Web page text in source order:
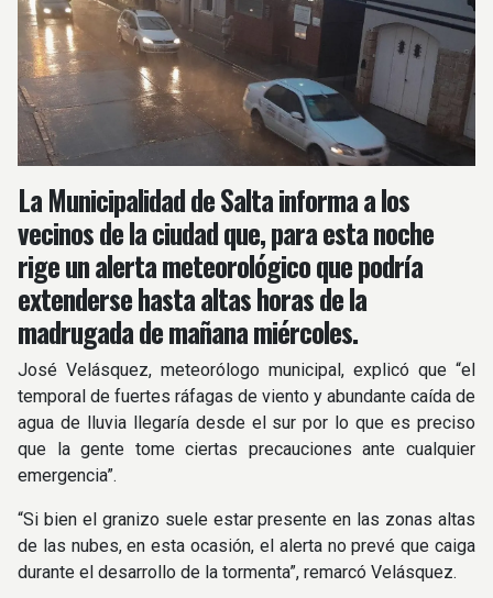
La Municipalidad de Salta informa a los
vecinos de la ciudad que, para esta noche
rige un alerta meteorológico que podría
extenderse hasta altas horas de la
madrugada de mañana miércoles.
José Velásquez, meteorólogo municipal, explicó que “el
temporal de fuertes ráfagas de viento y abundante caída de
agua de lluvia llegaría desde el sur por lo que es preciso
que la gente tome ciertas precauciones ante cualquier
emergencia”.
“Si bien el granizo suele estar presente en las zonas altas
de las nubes, en esta ocasión, el alerta no prevé que caiga
durante el desarrollo de la tormenta”, remarcó Velásquez.